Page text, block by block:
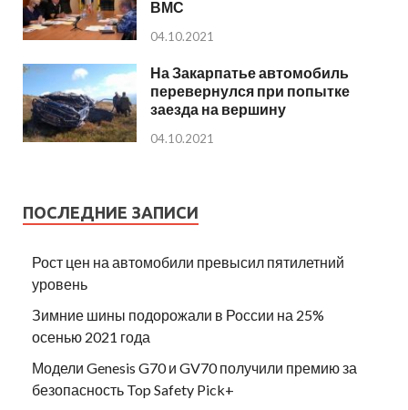
ВМС
04.10.2021
На Закарпатье автомобиль
перевернулся при попытке
заезда на вершину
04.10.2021
ПОСЛЕДНИЕ ЗАПИСИ
Рост цен на автомобили превысил пятилетний
уровень
Зимние шины подорожали в России на 25%
осенью 2021 года
Модели Genesis G70 и GV70 получили премию за
безопасность Top Safety Pick+